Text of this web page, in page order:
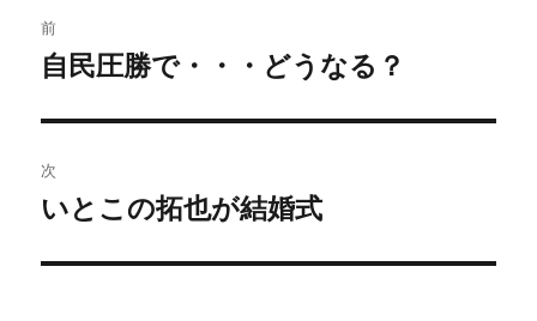
稿
ビ
ゲ
ー
前
過
の
投
稿:
自民圧勝で・・・どうなる？
次
次
投
いとこの拓也が結婚式